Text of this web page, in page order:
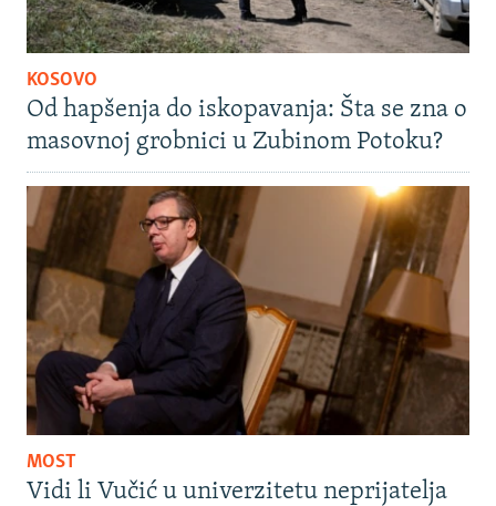
KOSOVO
Od hapšenja do iskopavanja: Šta se zna o
masovnoj grobnici u Zubinom Potoku?
MOST
Vidi li Vučić u univerzitetu neprijatelja